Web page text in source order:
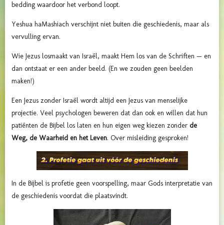
bedding waardoor het verbond loopt.
Yeshua haMashiach verschijnt niet buiten die geschiedenis, maar als
vervulling ervan.
Wie Jezus losmaakt van Israël, maakt Hem los van de Schriften — en
dan ontstaat er een ander beeld. (En we zouden geen beelden
maken!)
Een Jezus zonder Israël wordt altijd een Jezus van menselijke
projectie. Veel psychologen beweren dat dan ook en willen dat hun
patiënten de Bijbel los laten en hun eigen weg kiezen zonder de
Weg, de Waarheid en het Leven. Over misleiding gesproken!
In de Bijbel is profetie geen voorspelling, maar Gods interpretatie van
de geschiedenis voordat die plaatsvindt.